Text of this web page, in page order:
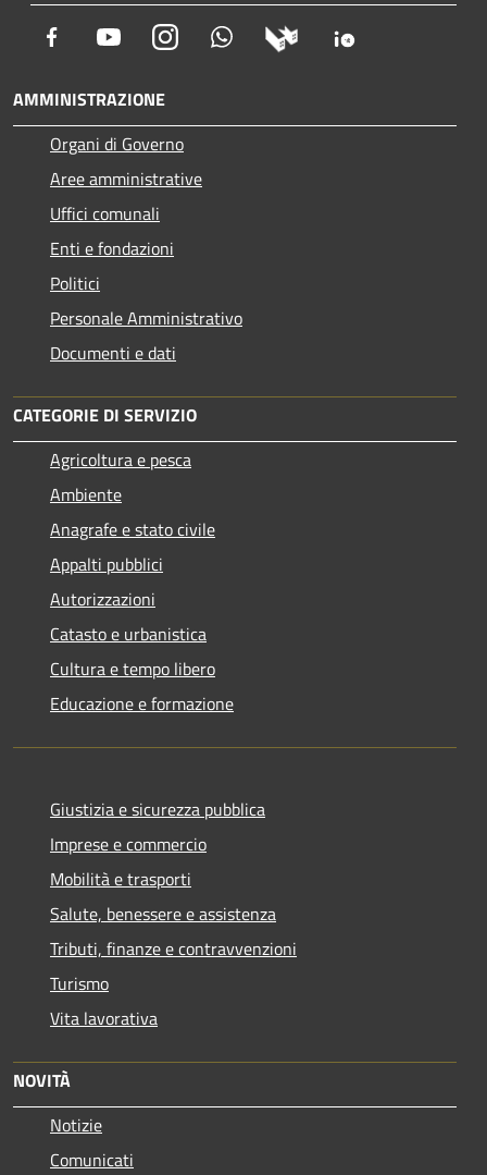
Facebook YoutubeInstagram Whatsapp
AMMINISTRAZIONE
Organi di Governo
Aree amministrative
Uffici comunali
Enti e fondazioni
Politici
Personale Amministrativo
Documenti e dati
CATEGORIE DI SERVIZIO
Agricoltura e pesca
Ambiente
Anagrafe e stato civile
Appalti pubblici
Autorizzazioni
Catasto e urbanistica
Cultura e tempo libero
Educazione e formazione
Giustizia e sicurezza pubblica
Imprese e commercio
Mobilità e trasporti
Salute, benessere e assistenza
Tributi, finanze e contravvenzioni
Turismo
Vita lavorativa
NOVITÀ
Notizie
Comunicati